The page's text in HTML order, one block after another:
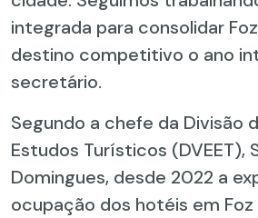
integrada para consolidar
destino competitivo o ano
secretário.
Segundo a chefe da Divisão
Estudos Turísticos (DVEET),
Domingues, desde 2022 a
ocupação dos hotéis em